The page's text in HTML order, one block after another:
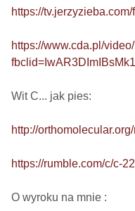
https://
https://www.cda.pl/
Wit C... jak pies:
http://
https://rumble.com/c/c-
O wyroku na mnie :